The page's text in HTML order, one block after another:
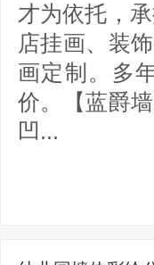
才为依托，
店挂画、装
画定制。多
价。【蓝爵
凹...